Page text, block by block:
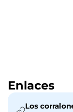
Enlaces
Los